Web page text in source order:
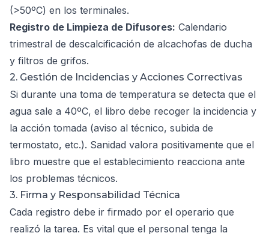
(>50ºC) en los terminales.
Registro de Limpieza de Difusores: Calendario
trimestral de descalcificación de alcachofas de ducha
y filtros de grifos.
2. Gestión de Incidencias y Acciones Correctivas
Si durante una toma de temperatura se detecta que el
agua sale a 40ºC, el libro debe recoger la incidencia y
la acción tomada (aviso al técnico, subida de
termostato, etc.). Sanidad valora positivamente que el
libro muestre que el establecimiento reacciona ante
los problemas técnicos.
3. Firma y Responsabilidad Técnica
Cada registro debe ir firmado por el operario que
realizó la tarea. Es vital que el personal tenga la